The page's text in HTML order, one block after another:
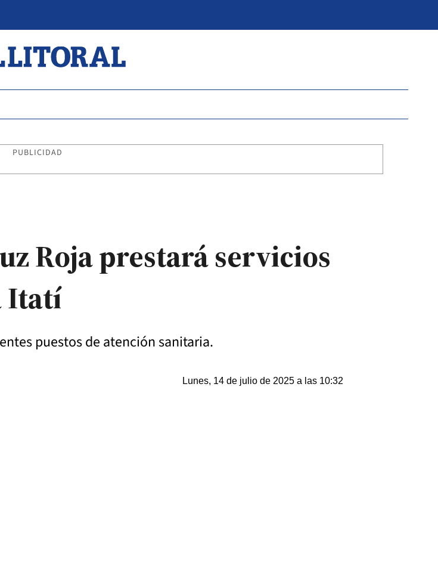
PUBLICIDAD
Roja prestará servicios
Itatí
puestos de atención sanitaria.
Lunes, 14 de julio de 2025 a las 10:32